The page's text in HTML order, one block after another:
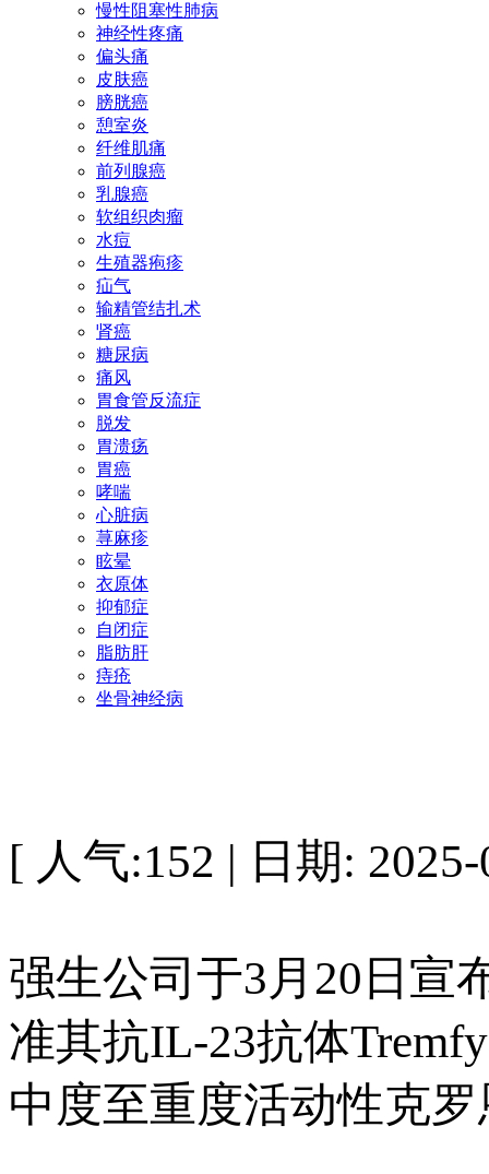
慢性阻塞性肺病
神经性疼痛
偏头痛
皮肤癌
膀胱癌
憩室炎
纤维肌痛
前列腺癌
乳腺癌
软组织肉瘤
水痘
生殖器疱疹
疝气
输精管结扎术
肾癌
糖尿病
痛风
胃食管反流症
脱发
胃溃疡
胃癌
哮喘
心脏病
荨麻疹
眩晕
衣原体
抑郁症
自闭症
脂肪肝
痔疮
坐骨神经病
[ 人气:152 | 日期:
强生公司于3月20日宣
准其抗IL-23抗体
中度至重度活动性克